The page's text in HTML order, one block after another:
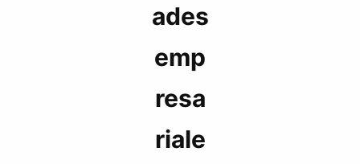
ades
emp
resa
riale